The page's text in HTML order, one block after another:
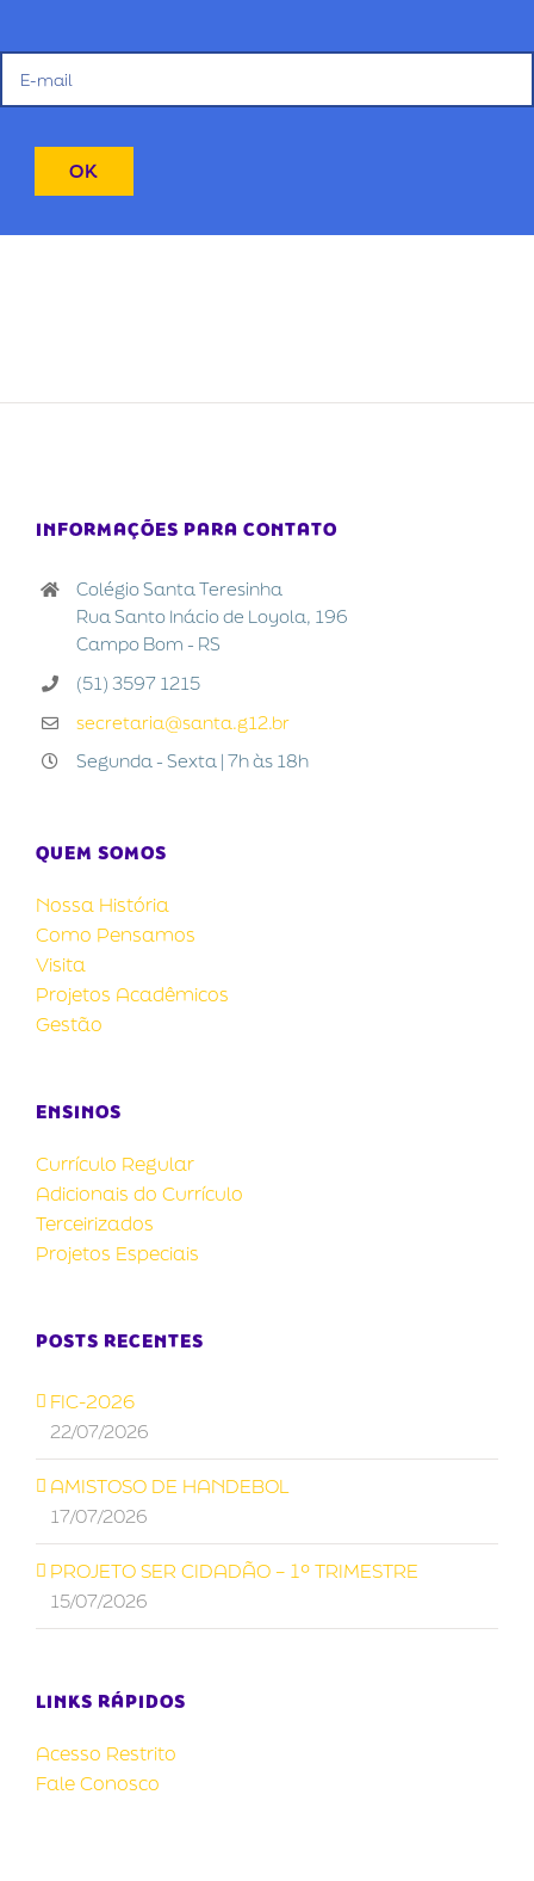
INFORMAÇÕES PARA CONTATO
Colégio Santa Teresinha
Rua Santo Inácio de Loyola, 196
Campo Bom - RS
(51) 3597 1215
secretaria@santa.g12.br
Segunda - Sexta | 7h às 18h
QUEM SOMOS
Nossa História
Como Pensamos
Visita
Projetos Acadêmicos
Gestão
ENSINOS
Currículo Regular
Adicionais do Currículo
Terceirizados
Projetos Especiais
POSTS RECENTES
FIC-2026
22/07/2026
AMISTOSO DE HANDEBOL
17/07/2026
PROJETO SER CIDADÃO – 1º TRIMESTRE
15/07/2026
LINKS RÁPIDOS
Acesso Restrito
Fale Conosco